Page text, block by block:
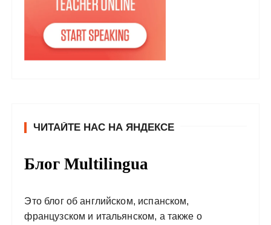
ЧИТАЙТЕ НАС НА ЯНДЕКСЕ
Блог Multilingua
Это блог об английском, испанском,
французском и итальянском, а также о